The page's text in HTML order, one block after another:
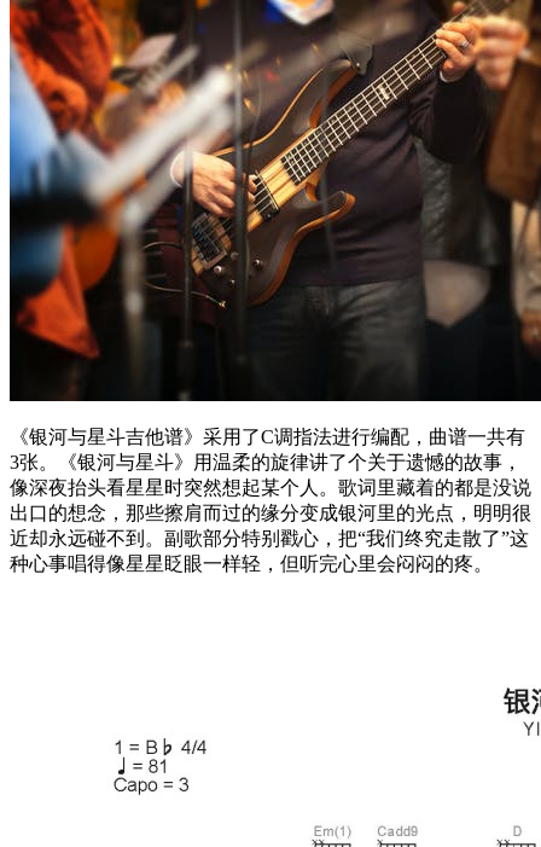
《银河与星斗吉他谱》采用了C调指法进行编配，曲谱一共有
3张。《银河与星斗》用温柔的旋律讲了个关于遗憾的故事，
像深夜抬头看星星时突然想起某个人。歌词里藏着的都是没说
出口的想念，那些擦肩而过的缘分变成银河里的光点，明明很
近却永远碰不到。副歌部分特别戳心，把“我们终究走散了”这
种心事唱得像星星眨眼一样轻，但听完心里会闷闷的疼。